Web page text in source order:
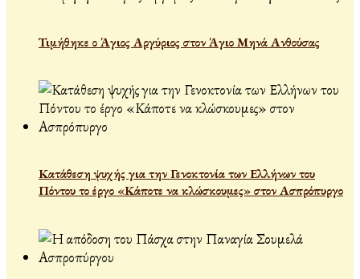
Τιμήθηκε ο Άγιος Αργύριος στον Άγιο Μηνά Ανθούσας
Κατάθεση ψυχής για την Γενοκτονία των Ελλήνων του
Πόντου το έργο «Κάποτε να κλώσκουμες» στον Ασπρόπυργο